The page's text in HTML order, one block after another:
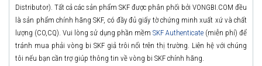
Distributor). Tất cả các sản phẩm SKF được phân phối bởi VONGBI.COM đều
là sản phẩm chính hãng SKF, có đầy đủ giấy tờ chứng minh xuất xứ và chất
lượng (CO,CQ). Vui lòng sử dụng phần mềm SKF Authenticate (miễn phí) để
tránh mua phải vòng bi SKF giả trôi nổi trên thị trường. Liên hệ với chúng
tôi nếu bạn cần trợ giúp thông tin về vòng bi SKF chính hãng.